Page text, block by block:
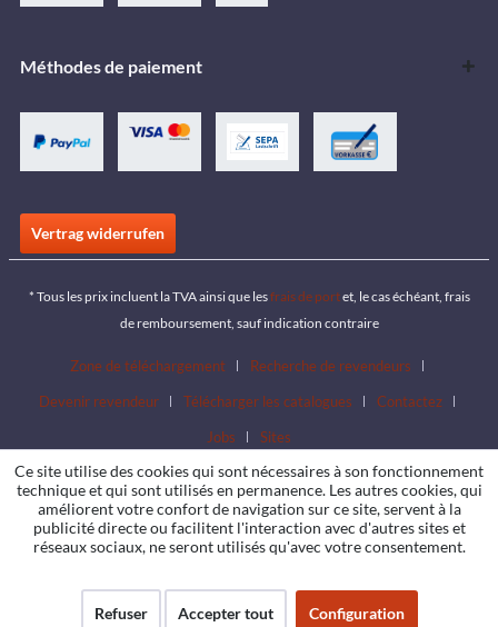
Méthodes de paiement
Vertrag widerrufen
* Tous les prix incluent la TVA ainsi que lesfrais de portet, le cas échéant, frais
de remboursement, sauf indication contraire
Zone de téléchargement
Recherche de revendeurs
Devenir revendeur
Télécharger les catalogues
Contactez
Jobs
Sites
Ce site utilise des cookies qui sont nécessaires à son fonctionnement
technique et qui sont utilisés en permanence. Les autres cookies, qui
améliorent votre confort de navigation sur ce site, servent à la
publicité directe ou facilitent l'interaction avec d'autres sites et
réseaux sociaux, ne seront utilisés qu'avec votre consentement.
Refuser Accepter tout Configuration